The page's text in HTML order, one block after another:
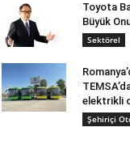
Toyota
Büyük
Sektörel
elektrikli
Şehiriçi